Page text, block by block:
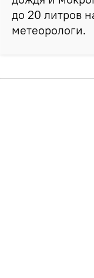
до 20 литров
метеорологи.